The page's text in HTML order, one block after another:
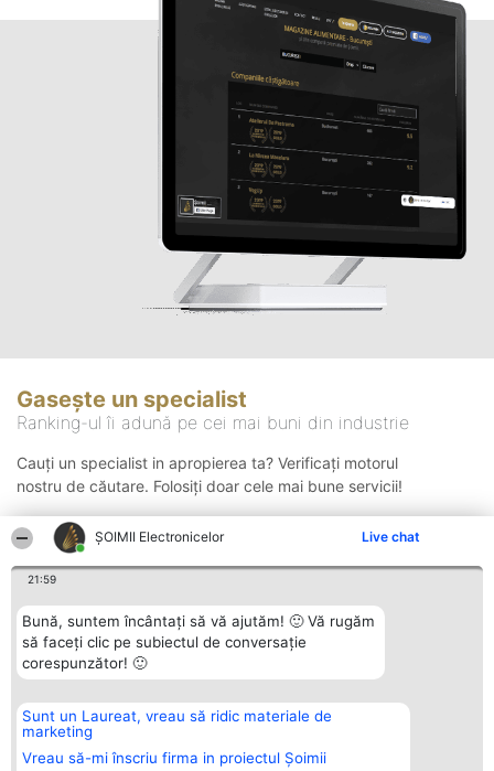
ȘOIMII Electronicelor Live chat
21:59
Bună, suntem încântați să vă ajutăm! 🙂 Vă rugăm
să faceți clic pe subiectul de conversație
corespunzător! 🙂
Sunt un Laureat, vreau să ridic materiale de
marketing
Vreau să-mi înscriu firma in proiectul Șoimii
Gasește un specialist
Ranking-ul îi adună pe cei mai buni din industrie
Cauți un specialist in apropierea ta? Verificați motorul
nostru de căutare. Folosiți doar cele mai bune servicii!
Organizator Ranking
BRIGHT SOLUTIONS BR SRL
Aleea Timisul De Sus 2 Bl. A30
Sc. A Et. 4 Ap. 13 Cod 061952
Plebiscyt
Lista Tuturor
Laureaților
Contact